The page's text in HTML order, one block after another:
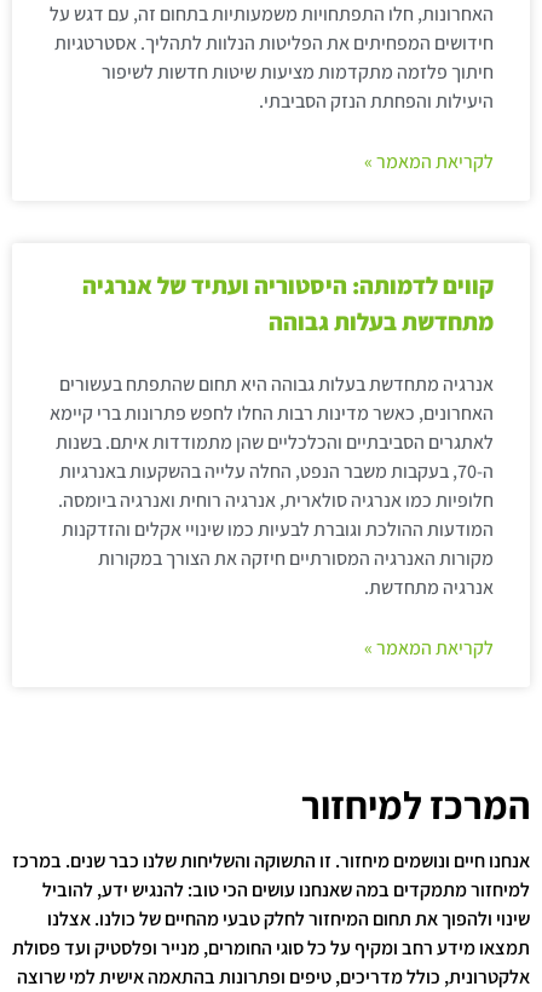
האחרונות, חלו התפתחויות משמעותיות בתחום זה, עם דגש על
חידושים המפחיתים את הפליטות הנלוות לתהליך. אסטרטגיות
חיתוך פלזמה מתקדמות מציעות שיטות חדשות לשיפור
היעילות והפחתת הנזק הסביבתי.
לקריאת המאמר »
קווים לדמותה: היסטוריה ועתיד של אנרגיה
מתחדשת בעלות גבוהה
אנרגיה מתחדשת בעלות גבוהה היא תחום שהתפתח בעשורים
האחרונים, כאשר מדינות רבות החלו לחפש פתרונות ברי קיימא
לאתגרים הסביבתיים והכלכליים שהן מתמודדות איתם. בשנות
ה-70, בעקבות משבר הנפט, החלה עלייה בהשקעות באנרגיות
חלופיות כמו אנרגיה סולארית, אנרגיה רוחית ואנרגיה ביומסה.
המודעות ההולכת וגוברת לבעיות כמו שינויי אקלים והזדקנות
מקורות האנרגיה המסורתיים חיזקה את הצורך במקורות
אנרגיה מתחדשת.
לקריאת המאמר »
המרכז למיחזור
אנחנו חיים ונושמים מיחזור. זו התשוקה והשליחות שלנו כבר שנים. במרכז
למיחזור מתמקדים במה שאנחנו עושים הכי טוב: להנגיש ידע, להוביל
שינוי ולהפוך את תחום המיחזור לחלק טבעי מהחיים של כולנו. אצלנו
תמצאו מידע רחב ומקיף על כל סוגי החומרים, מנייר ופלסטיק ועד פסולת
אלקטרונית, כולל מדריכים, טיפים ופתרונות בהתאמה אישית למי שרוצה